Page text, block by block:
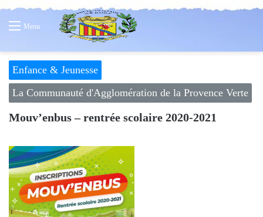
Menu
Enfance & Jeunesse
La Communauté d'Agglomération de la Provence Verte
Mouv’enbus – rentrée scolaire 2020-2021